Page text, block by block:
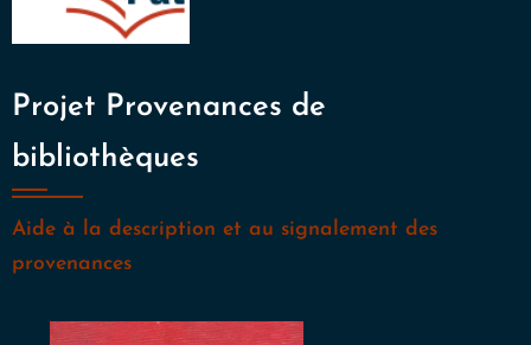
Projet Provenances de
bibliothèques
Aide à la description et au signalement des
provenances